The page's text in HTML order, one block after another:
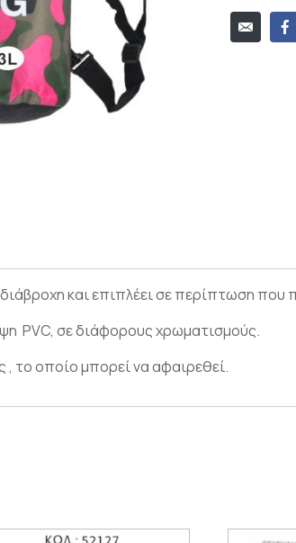
και επιπλέει σε περίπτωση που
PVC, σε διάφορους χρωματισμούς.
, το οποίο μπορεί να αφαιρεθεί.